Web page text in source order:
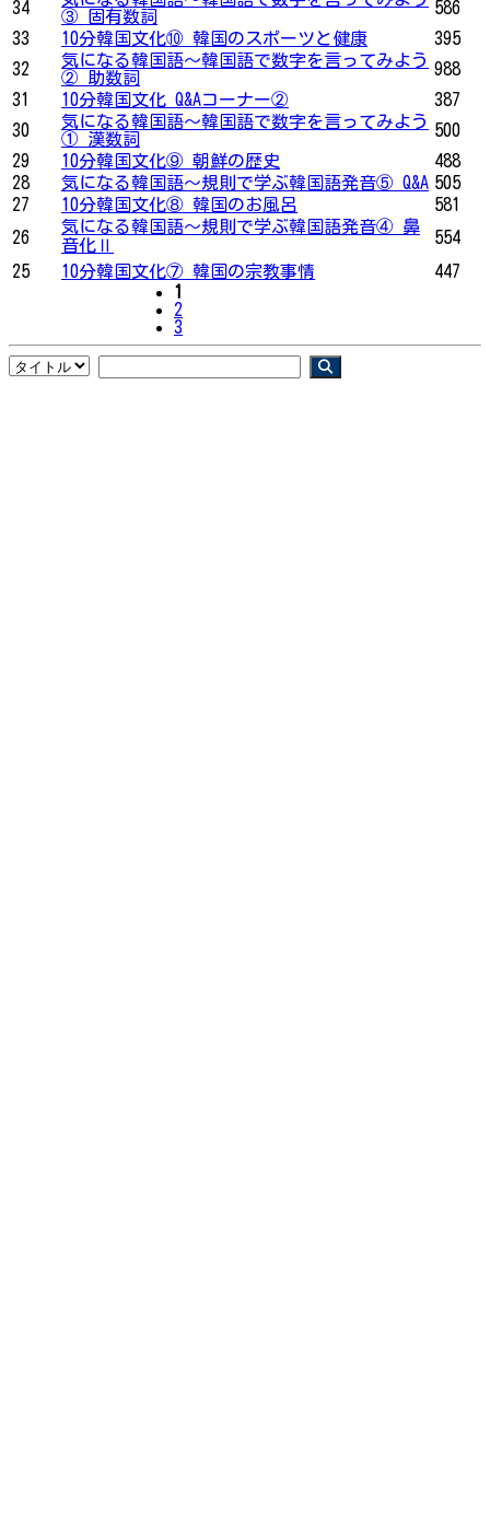
34
③ 固有数詞
586
33
10分韓国文化⑩ 韓国のスポーツと健康
395
32
気になる韓国語〜韓国語で数字を言ってみよう
② 助数詞
988
31
10分韓国文化 Q&Aコーナー②
387
30
気になる韓国語〜韓国語で数字を言ってみよう
① 漢数詞
500
29
10分韓国文化⑨ 朝鮮の歴史
488
28
気になる韓国語〜規則で学ぶ韓国語発音⑤ Q&A 505
27
10分韓国文化⑧ 韓国のお風呂
581
26
気になる韓国語〜規則で学ぶ韓国語発音④ 鼻
音化Ⅱ
554
25
10分韓国文化⑦ 韓国の宗教事情
447
1
2
3